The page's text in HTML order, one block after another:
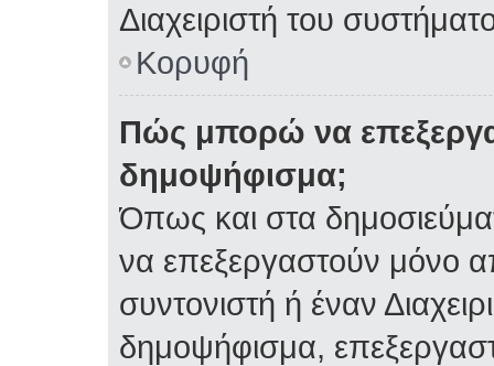
Διαχειριστή του
Κορυφή
Πώς μπορώ να
δημοψήφισμα;
Όπως και στα
να επεξεργαστούν μόνο
συντονιστή ή έναν
δημοψήφισμα,